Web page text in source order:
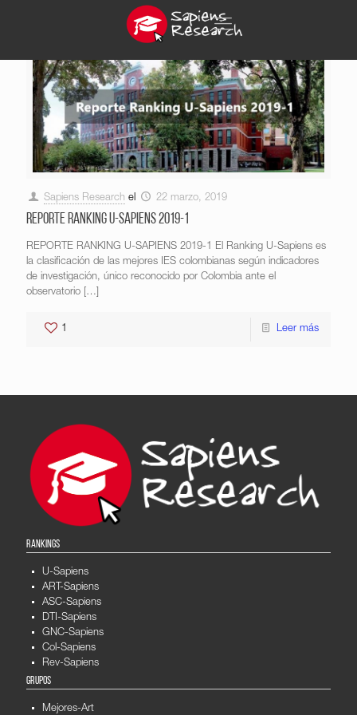
Sapiens Research el 22 marzo, 2019
REPORTE RANKING U-SAPIENS 2019-1
REPORTE RANKING U-SAPIENS 2019-1 El Ranking U-Sapiens es
la clasificación de las mejores IES colombianas según indicadores
de investigación, único reconocido por Colombia ante el
observatorio […]
1 Leer más
RANKINGS
U-Sapiens
ART-Sapiens
ASC-Sapiens
DTI-Sapiens
GNC-Sapiens
Col-Sapiens
Rev-Sapiens
GRUPOS
Mejores-Art